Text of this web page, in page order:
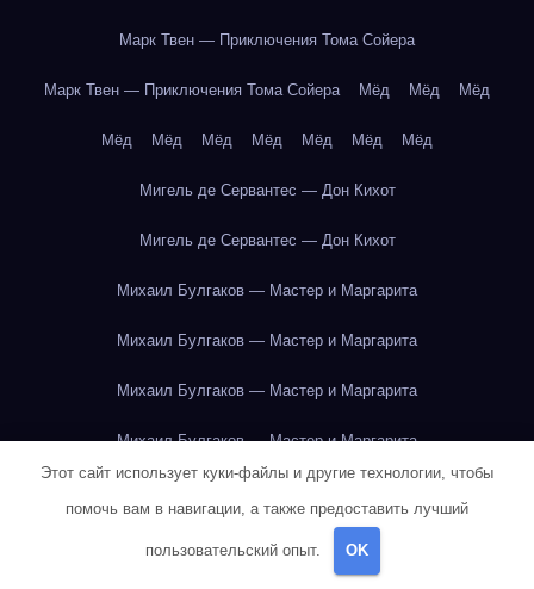
Марк Твен — Приключения Тома Сойера
Марк Твен — Приключения Тома Сойера Мёд Мёд Мёд
Мёд Мёд Мёд Мёд Мёд Мёд Мёд
Мигель де Сервантес — Дон Кихот
Мигель де Сервантес — Дон Кихот
Михаил Булгаков — Мастер и Маргарита
Михаил Булгаков — Мастер и Маргарита
Михаил Булгаков — Мастер и Маргарита
Михаил Булгаков — Мастер и Маргарита
Михаил Булгаков — Мастер и Маргарита
Этот сайт использует куки-файлы и другие технологии, чтобы
помочь вам в навигации, а также предоставить лучший
пользовательский опыт. OK